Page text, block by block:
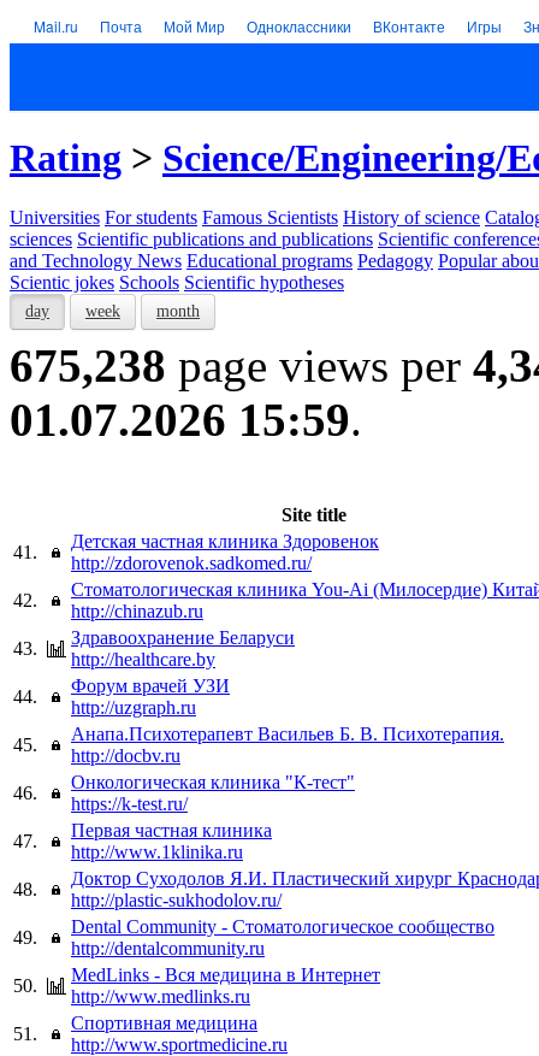
Mail.ru Почта Мой Мир Одноклассники ВКонтакте Игры
Rating > Science/Engineering/
Universities For students Famous Scientists History of science
sciences Scientific publications and publications Scientific
and Technology News Educational programs Pedagogy Popular
Scientic jokes Schools Scientific hypotheses
day week month
675,238 page views per
01.07.2026 15:59.
Site title
41.
Детская частная клиника Здоровенок
http://zdorovenok.sadkomed.ru/
42.
Стоматологическая клиника You-Ai (Милосердие)
http://chinazub.ru
43.
Здравоохранение Беларуси
http://healthcare.by
44.
Форум врачей УЗИ
http://uzgraph.ru
45.
Анапа.Психотерапевт Васильев Б. В. Психотерапия.
http://docbv.ru
46.
Онкологическая клиника "К-тест"
https://k-test.ru/
47.
Первая частная клиника
http://www.1klinika.ru
48.
Доктор Суходолов Я.И. Пластический хирург
http://plastic-sukhodolov.ru/
49.
Dental Community - Стоматологическое сообщество
http://dentalcommunity.ru
50.
MedLinks - Вся медицина в Интернет
http://www.medlinks.ru
51.
Спортивная медицина
http://www.sportmedicine.ru